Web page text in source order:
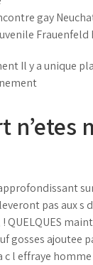
gay
Frauenfeld
Il y a unique
n’etes
pas aux s
QUELQUES
gosses ajoutee
c l effraye